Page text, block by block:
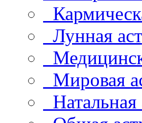
Лунная
Мировая
Натальная